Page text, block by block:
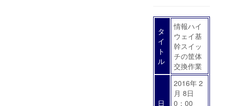
タ
イ
ト
ル
情報ハイ
ウェイ基
幹スイッ
チの筐体
交換作業
日
2016年 2
月 8日
0：00